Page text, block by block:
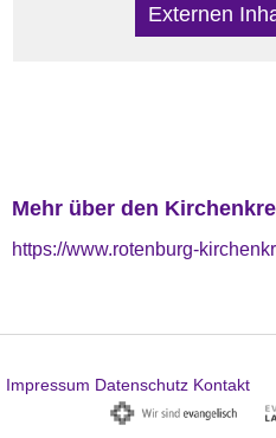
Externen
Mehr über den
https://www.rotenburg-
Impressum Datenschutz Kontakt